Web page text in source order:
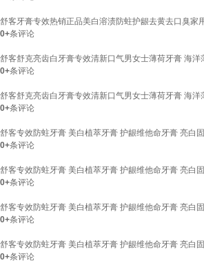
舒客牙膏专效热销正品美白溶渍防蛀护龈去黄去口臭家
0+条评论
舒客舒克亮齿白牙膏专效清新口气男女士薄荷牙膏 海洋
0+条评论
舒客舒克亮齿白牙膏专效清新口气男女士薄荷牙膏 海洋
0+条评论
舒客专效防蛀牙膏 美白植萃牙膏 护龈维他命牙膏 亮白
0+条评论
舒客专效防蛀牙膏 美白植萃牙膏 护龈维他命牙膏 亮白
0+条评论
舒客专效防蛀牙膏 美白植萃牙膏 护龈维他命牙膏 亮白
0+条评论
舒客专效防蛀牙膏 美白植萃牙膏 护龈维他命牙膏 亮白
0+条评论